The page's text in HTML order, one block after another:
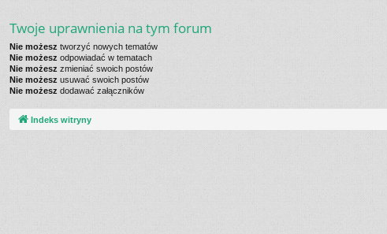
Twoje uprawnienia na tym forum
Nie możesz tworzyć nowych tematów
Nie możesz odpowiadać w tematach
Nie możesz zmieniać swoich postów
Nie możesz usuwać swoich postów
Nie możesz dodawać załączników
Indeks witryny